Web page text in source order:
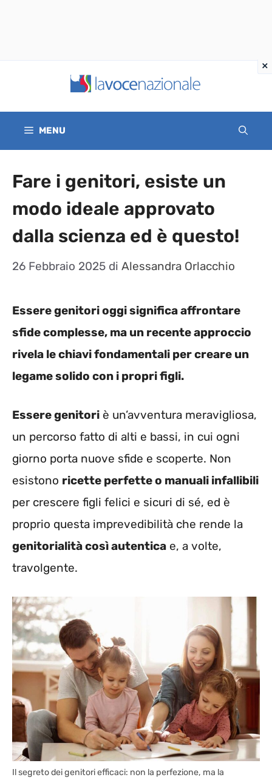
contenuto
MENU
Fare i genitori, esiste un
modo ideale approvato
dalla scienza ed è questo!
26 Febbraio 2025 di Alessandra Orlacchio
Essere genitori oggi significa affrontare
sfide complesse, ma un recente approccio
rivela le chiavi fondamentali per creare un
legame solido con i propri figli.
Essere genitori è un’avventura meravigliosa,
un percorso fatto di alti e bassi, in cui ogni
giorno porta nuove sfide e scoperte. Non
esistono ricette perfette o manuali infallibili
per crescere figli felici e sicuri di sé, ed è
proprio questa imprevedibilità che rende la
genitorialità così autentica e, a volte,
travolgente.
Il segreto dei genitori efficaci: non la perfezione, ma la